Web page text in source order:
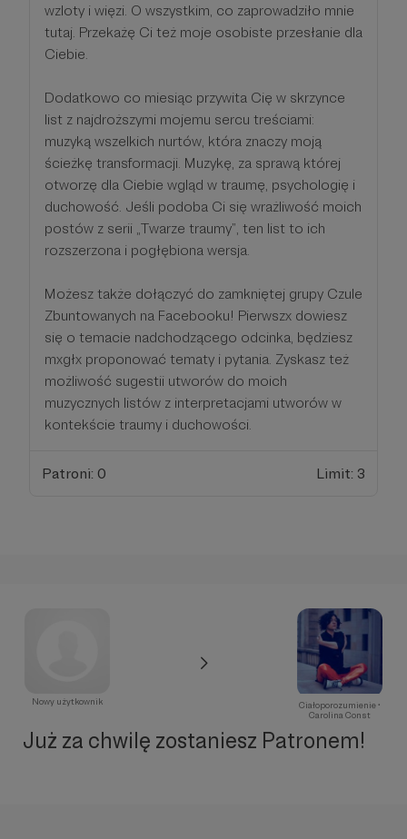
wzloty i więzi. O wszystkim, co zaprowadziło mnie
tutaj. Przekażę Ci też moje osobiste przesłanie dla
Ciebie.
Dodatkowo co miesiąc przywita Cię w skrzynce
list z najdroższymi mojemu sercu treściami:
muzyką wszelkich nurtów, która znaczy moją
ścieżkę transformacji. Muzykę, za sprawą której
otworzę dla Ciebie wgląd w traumę, psychologię i
duchowość. Jeśli podoba Ci się wrażliwość moich
postów z serii „Twarze traumy”, ten list to ich
rozszerzona i pogłębiona wersja.
Możesz także dołączyć do zamkniętej grupy Czule
Zbuntowanych na Facebooku! Pierwszx dowiesz
się o temacie nadchodzącego odcinka, będziesz
mxgłx proponować tematy i pytania. Zyskasz też
możliwość sugestii utworów do moich
muzycznych listów z interpretacjami utworów w
kontekście traumy i duchowości.
Patroni: 0 Limit: 3
Nowy użytkownik
Ciałoporozumienie •
Carolina Const
Już za chwilę zostaniesz Patronem!